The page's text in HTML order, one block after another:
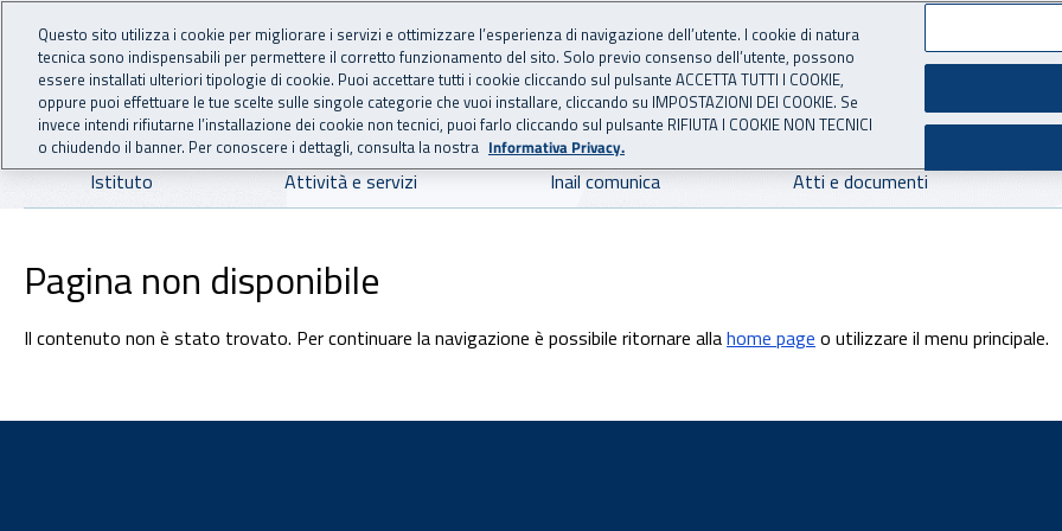
Vai al menu principale
Vai al contenuto principale
INAIL - Istituto Nazionale per l'Assicurazione
Navigazione principale
Istituto Attività e servizi Inail comunica Atti e documenti
Pagina non disponibile
Il contenuto non è stato trovato. Per continuare la navigazione è possibile ritornare allahome page o utilizzare il menu principale.
Questo sito utilizza i cookie per migliorare i servizi e ottimizzare l’esperienza di navigazione dell’utente. I cookie di natura
tecnica sono indispensabili per permettere il corretto funzionamento del sito. Solo previo consenso dell’utente, possono
essere installati ulteriori tipologie di cookie. Puoi accettare tutti i cookie cliccando sul pulsante ACCETTA TUTTI I COOKIE,
oppure puoi effettuare le tue scelte sulle singole categorie che vuoi installare, cliccando su IMPOSTAZIONI DEI COOKIE. Se
invece intendi rifiutarne l’installazione dei cookie non tecnici, puoi farlo cliccando sul pulsante RIFIUTA I COOKIE NON TECNICI
o chiudendo il banner. Per conoscere i dettagli, consulta la nostra Informativa Privacy.